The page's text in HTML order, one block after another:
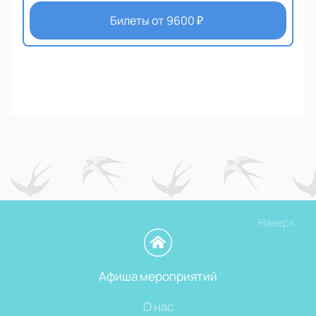
Билеты от 9600₽
Наверх
Афиша мероприятий
О нас